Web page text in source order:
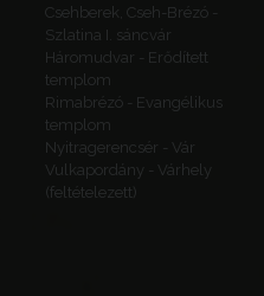
Csehberek, Cseh-Brézó -
Szlatina I. sáncvár
Háromudvar - Erődített
templom
Rimabrézó - Evangélikus
templom
Nyitragerencsér - Vár
Vulkapordány - Várhely
(feltételezett)